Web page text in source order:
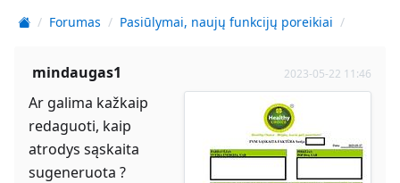
Forumas Pasiūlymai, naujų funkcijų poreikiai
mindaugas1 2023-05-22 11:46
Ar galima kažkaip
redaguoti, kaip
atrodys sąskaita
sugeneruota ?